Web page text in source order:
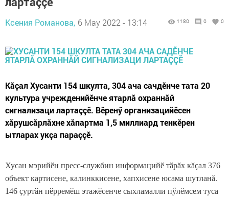
Ксения Романова, 6 May 2022 - 13:14 1180 0 0
Кӑҫал Хусанти 154 шкулта, 304 ача сачдӗнче тата 20
культура учрежденийӗнче ятарлӑ охраннӑй
сигнализаци лартаççӗ. Вӗренӳ организацийӗсен
хӑрушсӑрлӑхне хăпартма 1,5 миллиард тенкӗрен
ытларах укçа параççӗ.
Хусан мэрийӗн пресс-службин информацийӗ тӑрӑх кӑҫал 376
объект картисене, калинккисене, хапхисене юсама шутланă.
146 ҫуртӑн пӗрремӗш этажӗсенче сыхламалли пӳлӗмсем туса